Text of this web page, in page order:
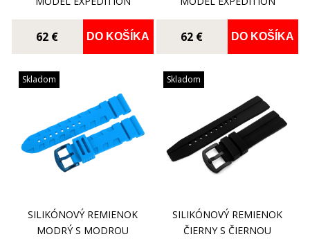
NORTH POLE
62 € DO KOŠÍKA
NORTH POLE
62 € DO KOŠÍKA
Skladom
SILIKÓNOVÝ REMIENOK
MODRÝ S MODROU
Skladom
SILIKÓNOVÝ REMIENOK
ČIERNY S ČIERNOU